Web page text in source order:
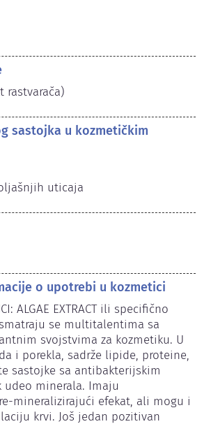
rastvarača)
sastojka u kozmetičkim
uticaja
o upotrebi u kozmetici
ALGAE EXTRACT ili specifično
se multitalentima sa
svojstvima za kozmetiku. U
i porekla, sadrže lipide, proteine,
sastojke sa antibakterijskim
minerala. Imaju
mineralizirajući efekat, ali mogu i
krvi. Još jedan pozitivan